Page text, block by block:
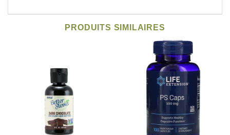
PRODUITS SIMILAIRES